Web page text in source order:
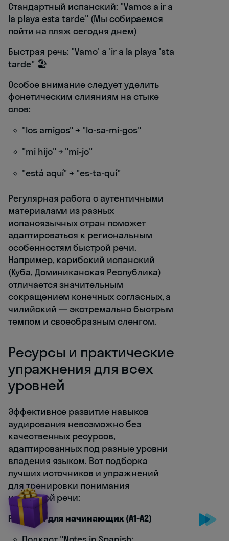
Стандартный испанский: "Vamos a ir a
la playa esta tarde" (Мы собираемся
пойти на пляж сегодня днем)
Быстрая речь: "Vamo' a 'ir a la playa 'sta
tarde" 🏖️
Особое внимание следует уделить
фонетическим слияниям на стыке
слов:
"los amigos" → "lo-sa-mi-gos"
"mi hijo" → "mi-jo"
"está aquí" → "es-ta-quí"
Регулярная работа с аутентичными
материалами из разных
испаноязычных стран поможет
адаптироваться к региональным
особенностям быстрой речи.
Например, карибский испанский
(Куба, Доминиканская Республика)
отличается значительным
сокращением конечных согласных, а
чилийский — экстремально быстрым
темпом и своеобразным сленгом.
Ресурсы и практические
упражнения для всех
уровней
Эффективное развитие навыков
аудирования невозможно без
качественных ресурсов,
адаптированных под разные уровни
владения языком. Вот подборка
лучших источников и упражнений
для тренировки понимания
испанской речи:
Ресурсы для начинающих (A1-A2)